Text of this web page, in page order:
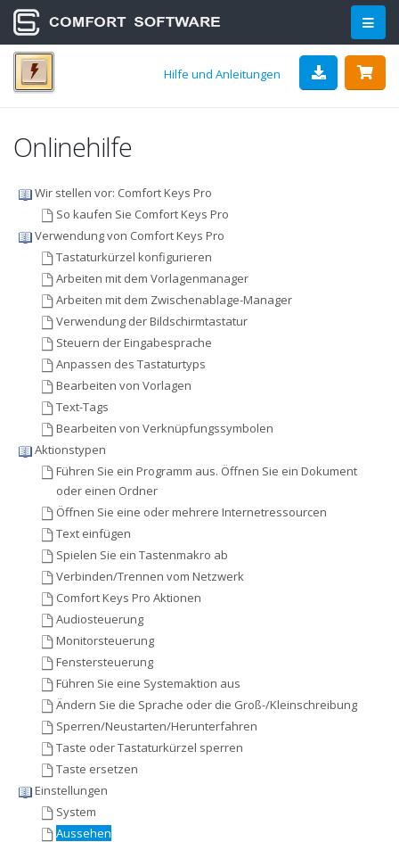
Hilfe und Anleitungen
Onlinehilfe
Wir stellen vor: Comfort Keys Pro
So kaufen Sie Comfort Keys Pro
Verwendung von Comfort Keys Pro
Tastaturkürzel konfigurieren
Arbeiten mit dem Vorlagenmanager
Arbeiten mit dem Zwischenablage-Manager
Verwendung der Bildschirmtastatur
Steuern der Eingabesprache
Anpassen des Tastaturtyps
Bearbeiten von Vorlagen
Text-Tags
Bearbeiten von Verknüpfungssymbolen
Aktionstypen
Führen Sie ein Programm aus. Öffnen Sie ein Dokument
oder einen Ordner
Öffnen Sie eine oder mehrere Internetressourcen
Text einfügen
Spielen Sie ein Tastenmakro ab
Verbinden/Trennen vom Netzwerk
Comfort Keys Pro Aktionen
Audiosteuerung
Monitorsteuerung
Fenstersteuerung
Führen Sie eine Systemaktion aus
Ändern Sie die Sprache oder die Groß-/Kleinschreibung
Sperren/Neustarten/Herunterfahren
Taste oder Tastaturkürzel sperren
Taste ersetzen
Einstellungen
System
Aussehen